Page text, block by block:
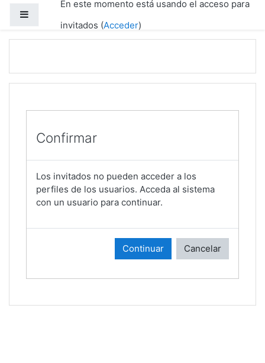
Salta al contenido principalEn este momento está usando el acceso para
invitados (Acceder)
Confirmar
Los invitados no pueden acceder a los
perfiles de los usuarios. Acceda al sistema
con un usuario para continuar.
Continuar Cancelar